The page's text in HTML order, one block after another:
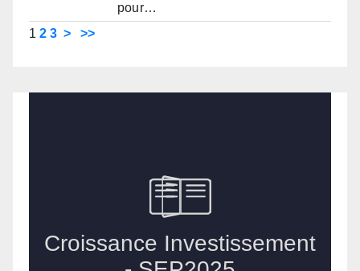
pour…
1 2 3 > >>